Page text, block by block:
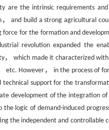
are the intrinsic requirements
and build a strong agricultural
force for the formation and
revolution expanded the
， which made it characterized
etc. However， in the process of
technical support for the
development of the integration
the logic of demand-induced
the independent and controllable